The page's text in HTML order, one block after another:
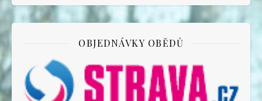
OBJEDNÁVKY OBĚDŮ